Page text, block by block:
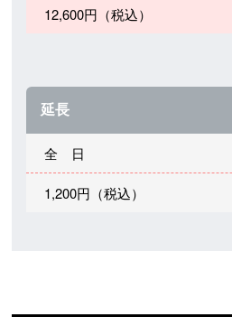
12,600円（税込）
延長
全 日
1,200円（税込）